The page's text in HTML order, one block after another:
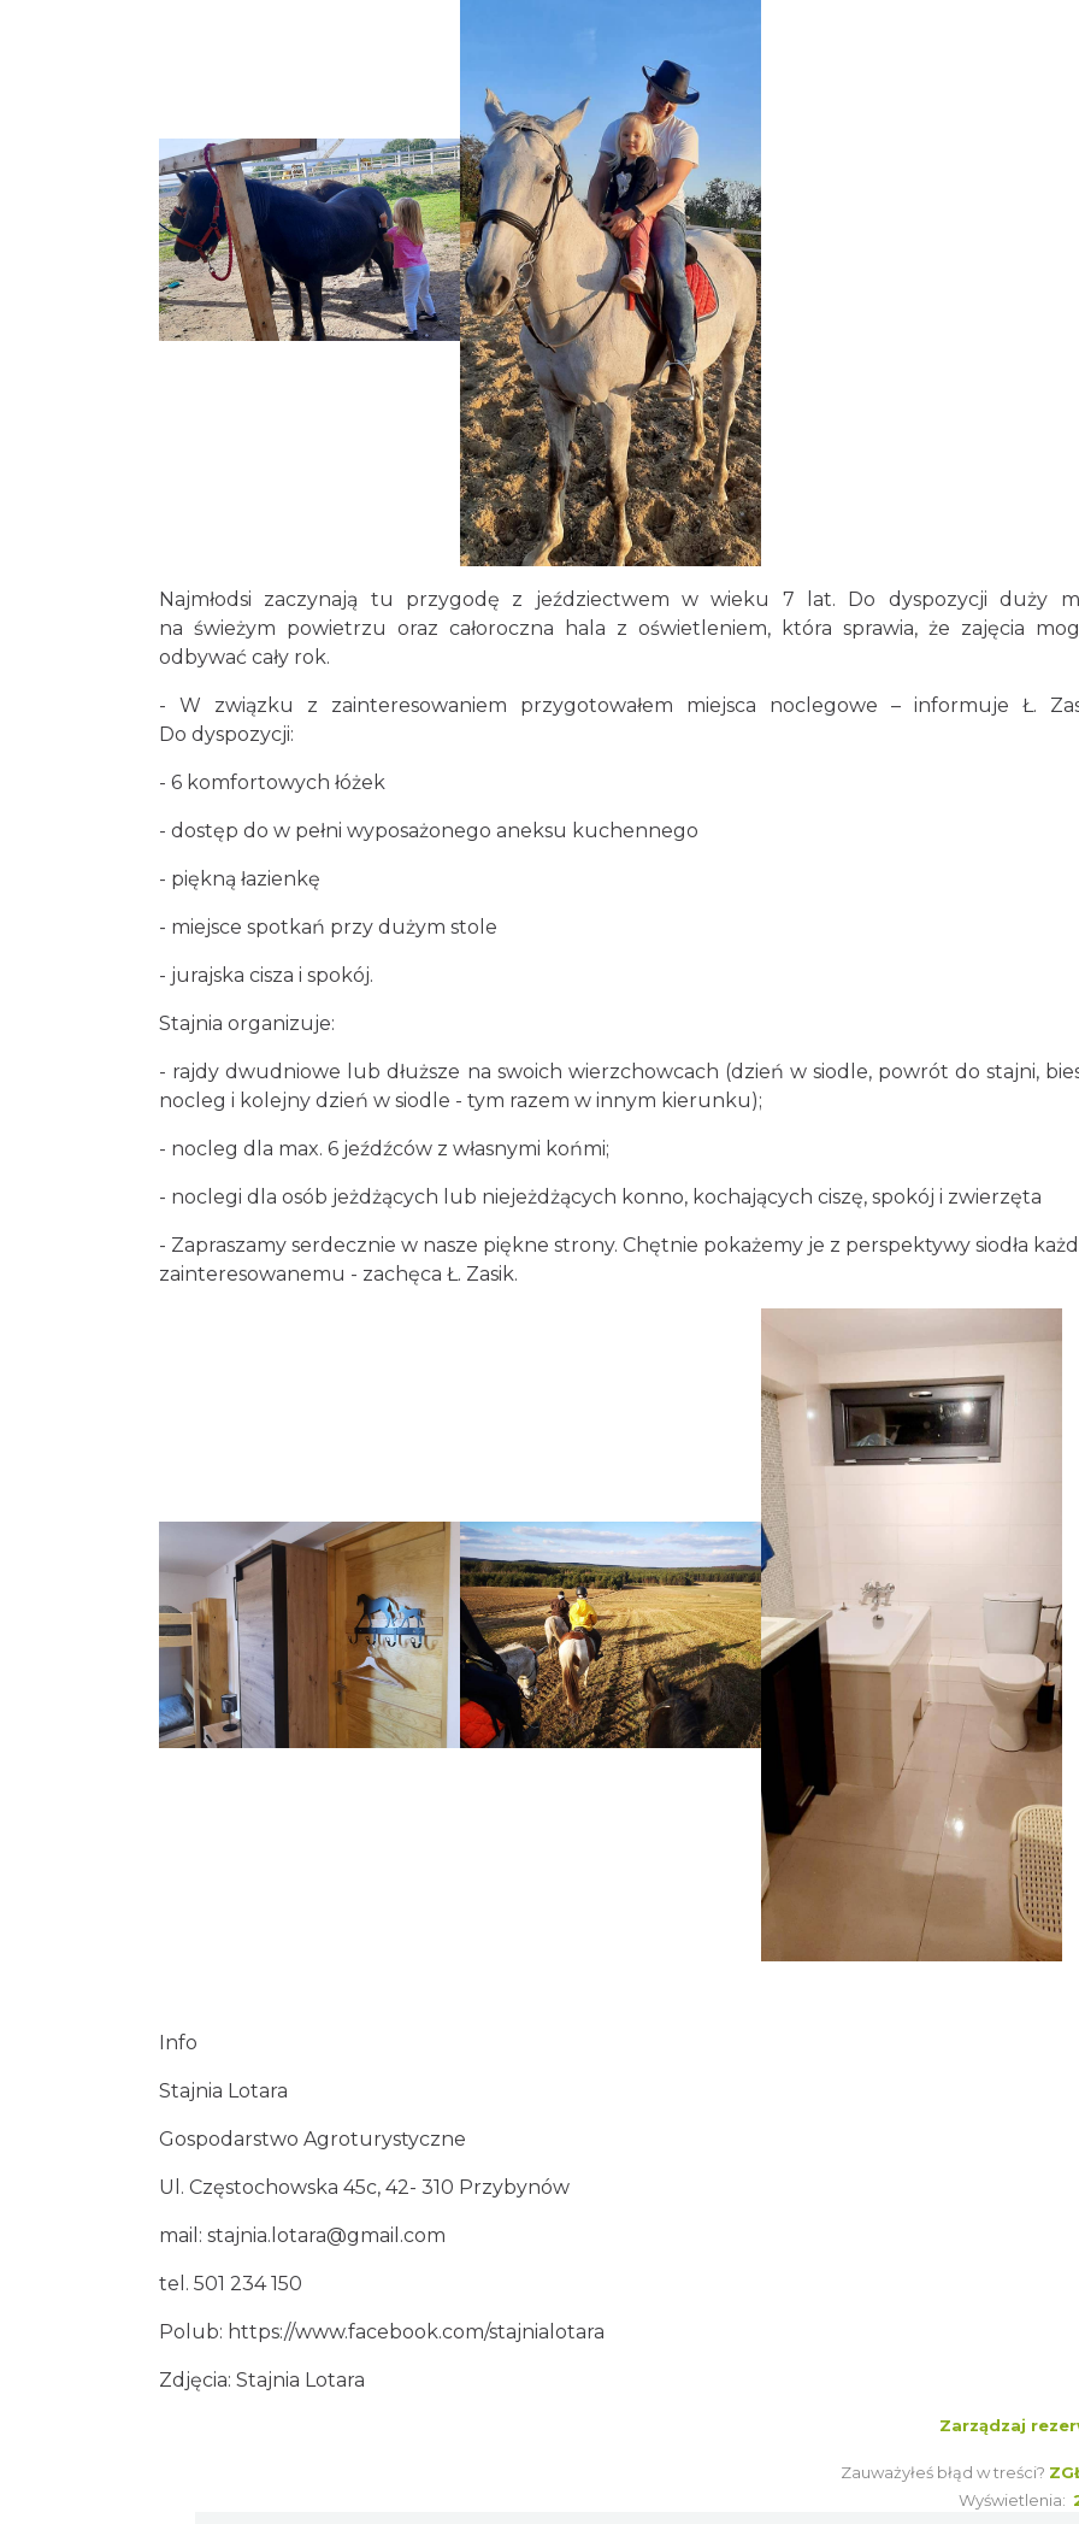
Najmłodsi zaczynają tu przygodę z jeździectwem w wieku 7 lat. Do dyspozycji duży
na świeżym powietrzu oraz całoroczna hala z oświetleniem, która sprawia, że zajęcia
odbywać cały rok.
- W związku z zainteresowaniem przygotowałem miejsca noclegowe – informuje Ł.
Do dyspozycji:
- 6 komfortowych łóżek
- dostęp do w pełni wyposażonego aneksu kuchennego
- piękną łazienkę
- miejsce spotkań przy dużym stole
- jurajska cisza i spokój.
Stajnia organizuje:
- rajdy dwudniowe lub dłuższe na swoich wierzchowcach (dzień w siodle, powrót do stajni,
nocleg i kolejny dzień w siodle - tym razem w innym kierunku);
- nocleg dla max. 6 jeźdźców z własnymi końmi;
- noclegi dla osób jeżdżących lub niejeżdżących konno, kochających ciszę, spokój i zwierzęta
- Zapraszamy serdecznie w nasze piękne strony. Chętnie pokażemy je z perspektywy siodła
zainteresowanemu - zachęca Ł. Zasik.
Info
Stajnia Lotara
Gospodarstwo Agroturystyczne
Ul. Częstochowska 45c, 42- 310 Przybynów
mail: stajnia.lotara@gmail.com
tel. 501 234 150
Polub: https://www.facebook.com/stajnialotara
Zdjęcia: Stajnia Lotara
Zarządzaj
Zauważyłeś błąd w treści?
Wyświetlenia: